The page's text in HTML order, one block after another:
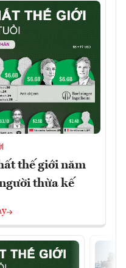
thế giới năm
thừa kế